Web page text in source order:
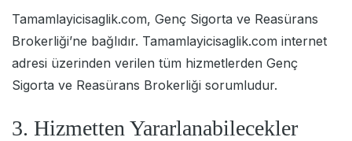
Tamamlayicisaglik.com, Genç Sigorta ve Reasürans
Brokerliği’ne bağlıdır. Tamamlayicisaglik.com internet
adresi üzerinden verilen tüm hizmetlerden Genç
Sigorta ve Reasürans Brokerliği sorumludur.
3. Hizmetten Yararlanabilecekler